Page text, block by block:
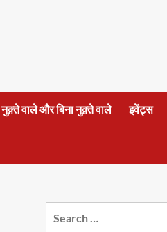
नुक़्ते वाले और बिना नुक़्ते वाले इवेंट्स